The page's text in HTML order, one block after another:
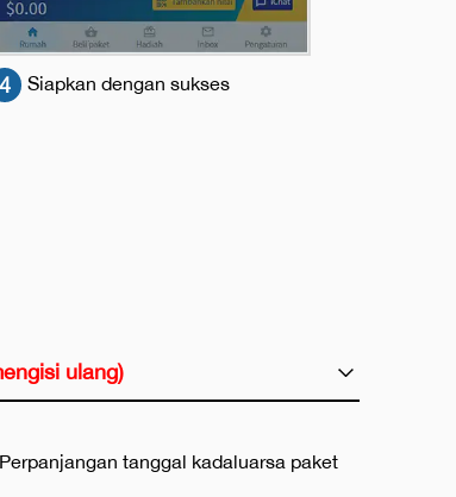
4 Siapkan dengan sukses
ulang)
tanggal kadaluarsa paket